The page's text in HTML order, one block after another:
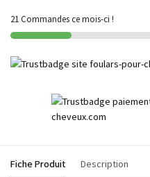
21 Commandes ce mois-ci !
Fiche Produit Description